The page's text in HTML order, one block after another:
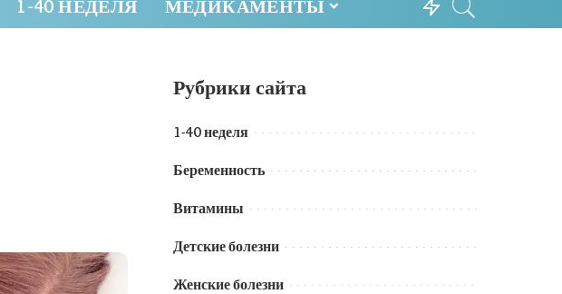
1-40 НЕДЕЛЯ МЕДИКАМЕНТЫ
Рубрики сайта
1-40 неделя
Беременность
Витамины
Детские болезни
Женские болезни